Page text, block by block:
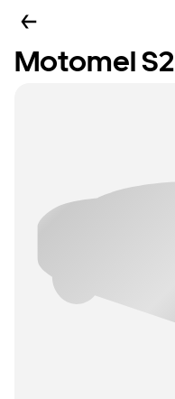
Motomel S2